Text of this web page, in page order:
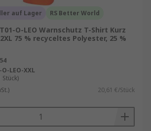
auf Lager RS Better World
O-LEO Warnschutz T-Shirt Kurz
75 % recyceltes Polyester, 25 %
O-LEO-XXL
20,61 €/Stück